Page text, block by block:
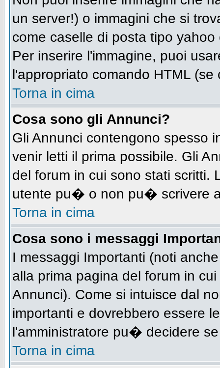
un server!) o immagini che si
come caselle di posta tipo
Per inserire l'immagine, puoi
l'appropriato comando HTML (se
Torna in cima
Cosa sono gli Annunci?
Gli Annunci contengono spesso
venir letti il prima possibile. Gli
del forum in cui sono stati
utente pu� o non pu� scrivere
Torna in cima
Cosa sono i messaggi
I messaggi Importanti (noti
alla prima pagina del forum in
Annunci). Come si intuisce dal
importanti e dovrebbero essere
l'amministratore pu� decidere
Torna in cima